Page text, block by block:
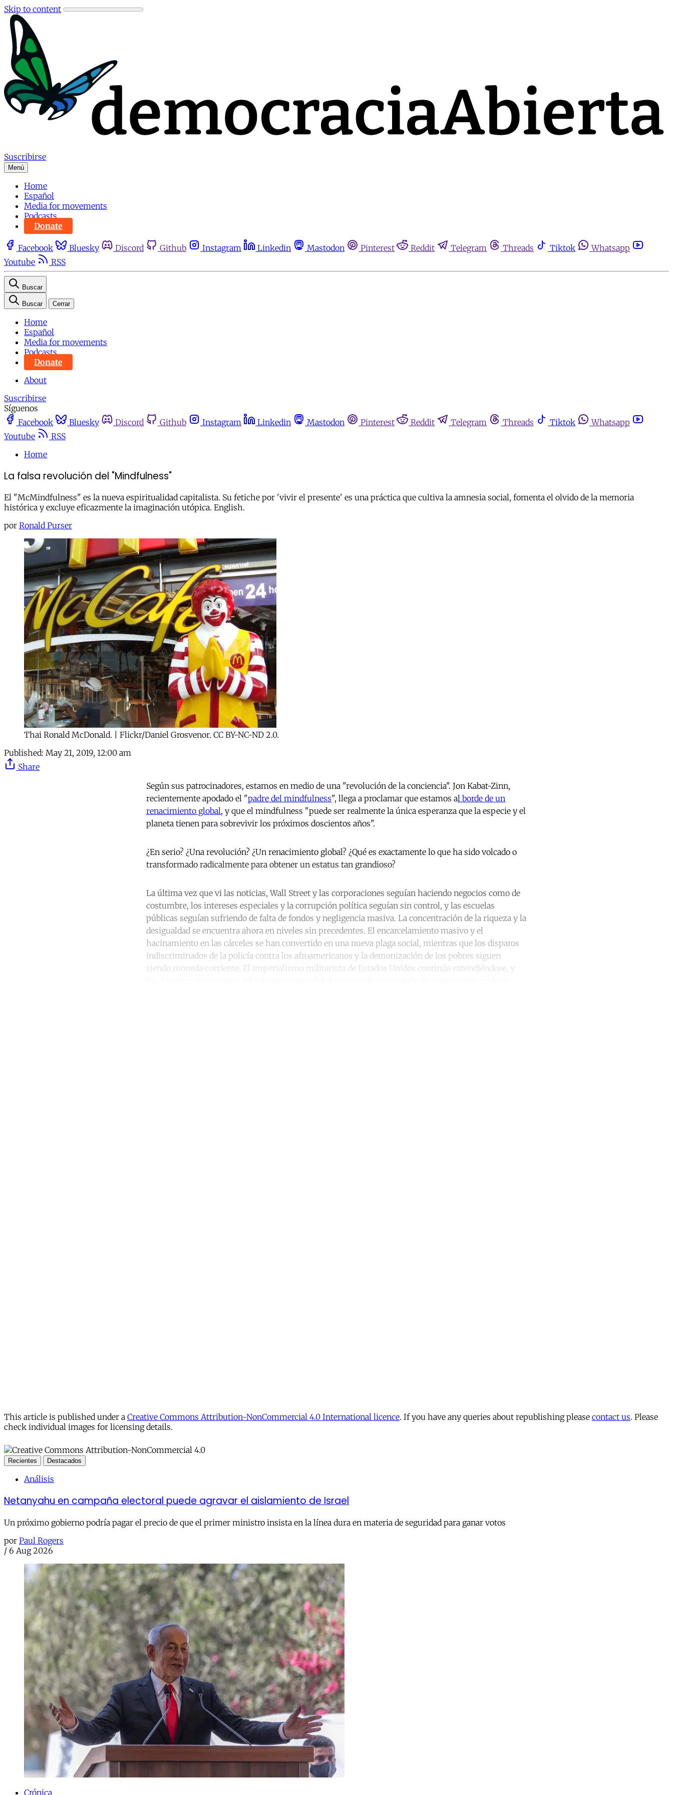
Skip to content
Suscribirse
Menú
Home
Español
Media for movements
Podcasts
Donate
Facebook Bluesky Discord Github Instagram Linkedin Mastodon Pinterest Reddit Telegram Threads Tiktok
Whatsapp
Youtube
RSS
Buscar
Buscar Cerrar
Home
Español
Media for movements
Podcasts
Donate
About
Suscribirse
Síguenos
Facebook
Bluesky Discord Github Instagram Linkedin Mastodon Pinterest Reddit Telegram Threads Tiktok
Whatsapp
Youtube
RSS
Home
La falsa revolución del "Mindfulness"
El "McMindfulness" es la nueva espiritualidad capitalista. Su fetiche por 'vivir el presente' es una práctica que cultiva la amnesia social, fomenta el olvido de la memoria
histórica y excluye eficazmente la imaginación utópica. English.
por Ronald Purser
Thai Ronald McDonald. | Flickr/Daniel Grosvenor. CC BY-NC-ND 2.0.
Published: May 21, 2019, 12:00 am
Share
Según sus patrocinadores, estamos en medio de una "revolución de la conciencia". Jon Kabat-Zinn,
recientemente apodado el "padre del mindfulness", llega a proclamar que estamos al borde de un
renacimiento global, y que el mindfulness "puede ser realmente la única esperanza que la especie y el
planeta tienen para sobrevivir los próximos doscientos años".
¿En serio? ¿Una revolución? ¿Un renacimiento global? ¿Qué es exactamente lo que ha sido volcado o
transformado radicalmente para obtener un estatus tan grandioso?
La última vez que vi las noticias, Wall Street y las corporaciones seguían haciendo negocios como de
costumbre, los intereses especiales y la corrupción política seguían sin control, y las escuelas
públicas seguían sufriendo de falta de fondos y negligencia masiva. La concentración de la riqueza y la
desigualdad se encuentra ahora en niveles sin precedentes. El encarcelamiento masivo y el
hacinamiento en las cárceles se han convertido en una nueva plaga social, mientras que los disparos
indiscriminados de la policía contra los afroamericanos y la demonización de los pobres siguen
siendo moneda corriente. El imperialismo militarista de Estados Unidos continúa extendiéndose, y
This article is published under a Creative Commons Attribution-NonCommercial 4.0 International licence. If you have any queries about republishing please contact us. Please
check individual images for licensing details.
Recientes Destacados
Análisis
Netanyahu en campaña electoral puede agravar el aislamiento de Israel
Un próximo gobierno podría pagar el precio de que el primer ministro insista en la línea dura en materia de seguridad para ganar votos
por Paul Rogers
/ 6 Aug 2026
Crónica